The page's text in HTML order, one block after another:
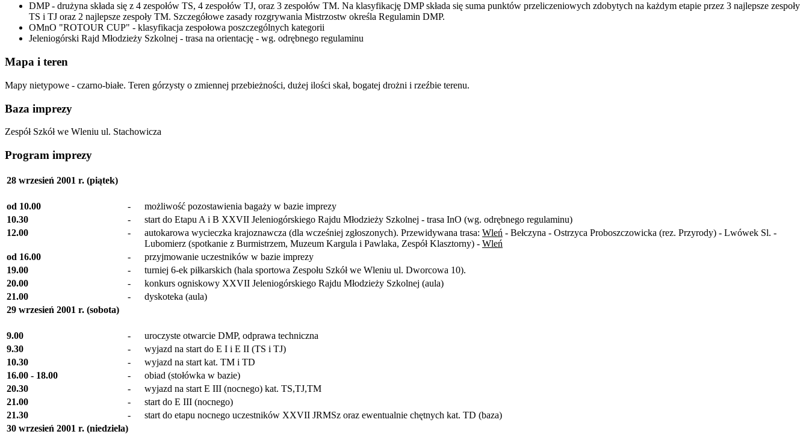
DMP - drużyna składa się z 4 zespołów TS, 4 zespołów TJ, oraz 3 zespołów TM. Na klasyfikację DMP składa się suma punktów przeliczeniowych zdobytych na każdym etapie przez 3 najlepsze zespoły
TS i TJ oraz 2 najlepsze zespoły TM. Szczegółowe zasady rozgrywania Mistrzostw określa Regulamin DMP.
OMnO "ROTOUR CUP" - klasyfikacja zespołowa poszczególnych kategorii
Jeleniogórski Rajd Młodzieży Szkolnej - trasa na orientację - wg. odrębnego regulaminu
Mapa i teren
Mapy nietypowe - czarno-białe. Teren górzysty o zmiennej przebieżności, dużej ilości skał, bogatej drożni i rzeźbie terenu.
Baza imprezy
Zespół Szkół we Wleniu ul. Stachowicza
Program imprezy
28 wrzesień 2001 r. (piątek)
od 10.00 -
możliwość pozostawienia bagaży w bazie imprezy
10.30
-
start do Etapu A i B XXVII Jeleniogórskiego Rajdu Młodzieży Szkolnej - trasa InO (wg. odrębnego regulaminu)
12.00
- autokarowa wycieczka krajoznawcza (dla wcześniej zgłoszonych). Przewidywana trasa: Wleń - Bełczyna - Ostrzyca Proboszczowicka (rez. Przyrody) - Lwówek Sl. -
Lubomierz (spotkanie z Burmistrzem, Muzeum Kargula i Pawlaka, Zespół Klasztorny) - Wleń
od 16.00
-
przyjmowanie uczestników w bazie imprezy
19.00
-
turniej 6-ek piłkarskich (hala sportowa Zespołu Szkół we Wleniu ul. Dworcowa 10).
20.00
-
konkurs ogniskowy XXVII Jeleniogórskiego Rajdu Młodzieży Szkolnej (aula)
21.00
-
dyskoteka (aula)
29 wrzesień 2001 r. (sobota)
9.00 -
uroczyste otwarcie DMP, odprawa techniczna
9.30
-
wyjazd na start do E I i E II (TS i TJ)
10.30
-
wyjazd na start kat. TM i TD
16.00 - 18.00
-
obiad (stołówka w bazie)
20.30
-
wyjazd na start E III (nocnego) kat. TS,TJ,TM
21.00
-
start do E III (nocnego)
21.30
-
start do etapu nocnego uczestników XXVII JRMSz oraz ewentualnie chętnych kat. TD (baza)
30 wrzesień 2001 r. (niedziela)